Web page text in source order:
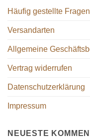
können
der
gewählt
Häufig gestellte
Versandarten
Allgemeine
Vertrag widerrufen
Datenschutzerklärung
Impressum
NEUESTE